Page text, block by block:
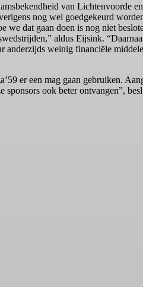
van Lichtenvoorde en
nog wel goedgekeurd
we dat gaan doen is nog niet
aldus Eijsink.
anderzijds weinig financiële
er een mag gaan gebruiken.
sponsors ook beter ontvangen”,